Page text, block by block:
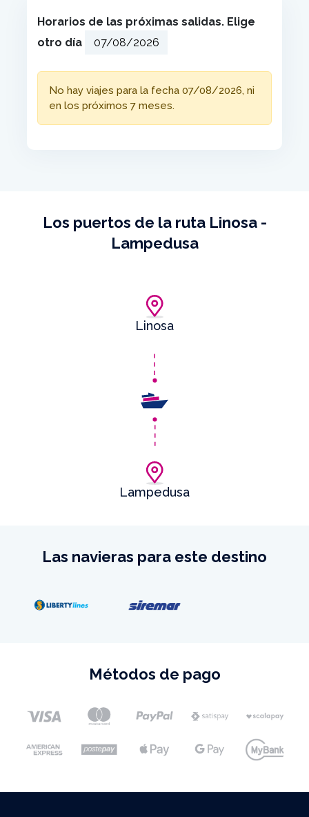
Horarios de las próximas salidas. Elige
otro día
No hay viajes para la fecha 07/08/2026, ni
en los próximos 7 meses.
Los puertos de la ruta Linosa -
Lampedusa
Linosa
Lampedusa
Las navieras para este destino
Métodos de pago